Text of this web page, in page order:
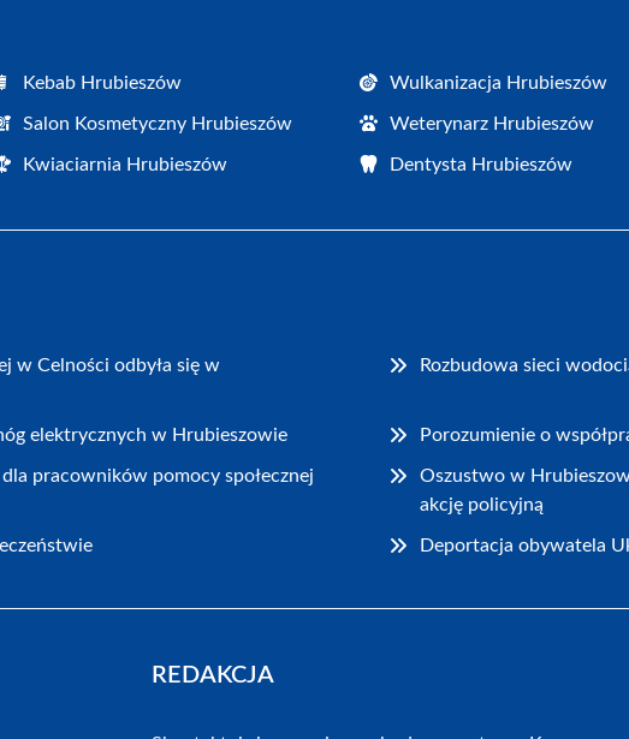
Kebab Hrubieszów Wulkanizacja Hrubieszów
Salon Kosmetyczny Hrubieszów Weterynarz Hrubieszów
Kwiaciarnia Hrubieszów Dentysta Hrubieszów
w Celności odbyła się w
Rozbudowa sieci
elektrycznych w Hrubieszowie Porozumienie o
pracowników pomocy społecznej
Oszustwo w
akcję policyjną
Deportacja obywatela
REDAKCJA